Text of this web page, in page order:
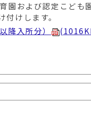
園および認定こども
けします。
降入所分）